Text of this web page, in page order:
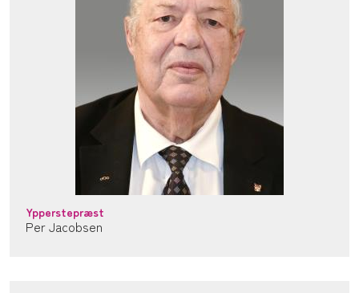
Ypperstepræst
Per Jacobsen